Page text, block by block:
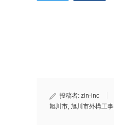
投稿者: zin-inc
旭川市 旭川市外構工事